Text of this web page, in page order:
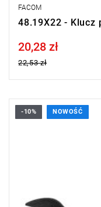
FACOM
48.19X22 - Klucz
Price tax included
20,28 zł
22,53 zł
-10% NOWOŚĆ